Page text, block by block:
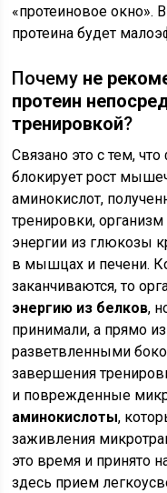
«протеиновое окно».
протеина будет
Почему не
протеин
тренировкой?
Связано это с тем,
блокирует рост
аминокислот,
тренировки,
энергии из глюкозы
в мышцах и печени.
заканчиваются, то
энергию из белков,
принимали, а прямо
разветвленными
завершения
и поврежденные
аминокислоты,
заживления
это время и принято
здесь прием